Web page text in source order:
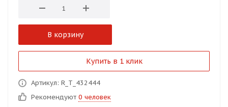
В корзину
Купить в 1 клик
Артикул: R_T_432444
Рекомендуют 0 человек
% каждые 2 недели
об оплате Плайтом